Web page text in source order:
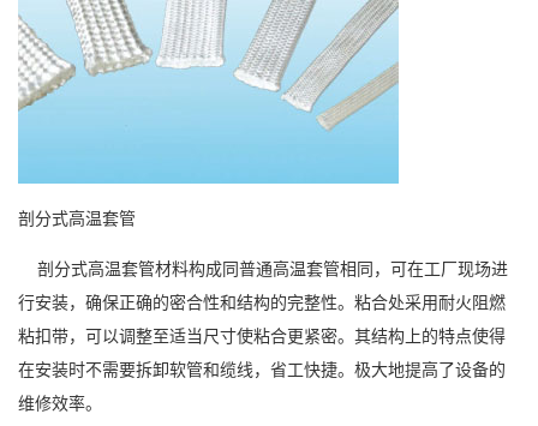
剖分式高温套管
剖分式高温套管材料构成同普通高温套管相同，可在工厂现场进
行安装，确保正确的密合性和结构的完整性。粘合处采用耐火阻燃
粘扣带，可以调整至适当尺寸使粘合更紧密。其结构上的特点使得
在安装时不需要拆卸软管和缆线，省工快捷。极大地提高了设备的
维修效率。